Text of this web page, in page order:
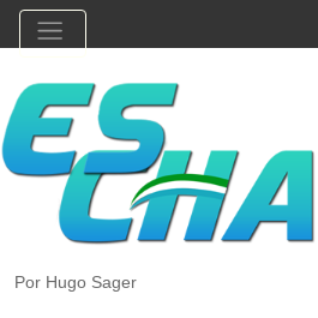
Por Hugo Sager